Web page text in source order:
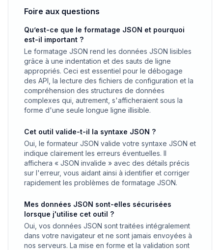
Foire aux questions
Qu’est-ce que le formatage JSON et pourquoi
est-il important ?
Le formatage JSON rend les données JSON lisibles
grâce à une indentation et des sauts de ligne
appropriés. Ceci est essentiel pour le débogage
des API, la lecture des fichiers de configuration et la
compréhension des structures de données
complexes qui, autrement, s'afficheraient sous la
forme d'une seule longue ligne illisible.
Cet outil valide-t-il la syntaxe JSON ?
Oui, le formateur JSON valide votre syntaxe JSON et
indique clairement les erreurs éventuelles. Il
affichera « JSON invalide » avec des détails précis
sur l'erreur, vous aidant ainsi à identifier et corriger
rapidement les problèmes de formatage JSON.
Mes données JSON sont-elles sécurisées
lorsque j'utilise cet outil ?
Oui, vos données JSON sont traitées intégralement
dans votre navigateur et ne sont jamais envoyées à
nos serveurs. La mise en forme et la validation sont